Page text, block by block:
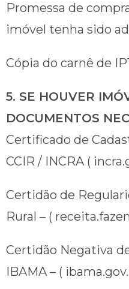
Promessa de
imóvel tenha sido
Cópia do carnê de
5. SE HOUVER
DOCUMENTOS
Certificado de
CCIR / INCRA (
Certidão de
Rural – (
Certidão Negativa
IBAMA – (